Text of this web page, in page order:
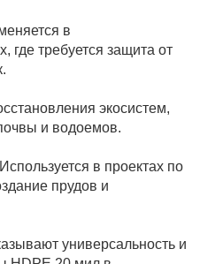
в
где требуется защита от
экосистем,
и водоемов.
Используется в проектах по
прудов и
универсальность и